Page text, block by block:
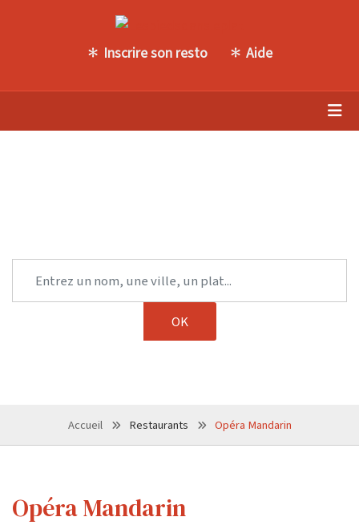
Inscrire son resto Aide
Accueil Restaurants Opéra Mandarin
Opéra Mandarin